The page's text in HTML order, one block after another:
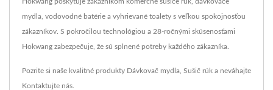
mydla, vodovodné batérie a vyhrievané toalety s veľkou spokojnosťou
zákazníkov. S pokročilou technológiou a 28-ročnými skúsenosťami
Hokwang zabezpečuje, že sú splnené potreby každého zákazníka.
Pozrite si naše kvalitné produkty Dávkovač mydla Sušič rúk a neváhajte
Kontaktujte nás